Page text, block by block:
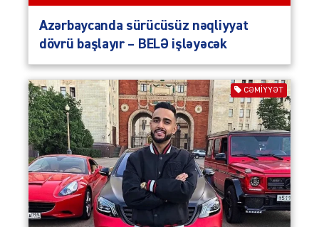
Azərbaycanda sürücüsüz nəqliyyat
dövrü başlayır – BELƏ işləyəcək
CƏMIYYƏT